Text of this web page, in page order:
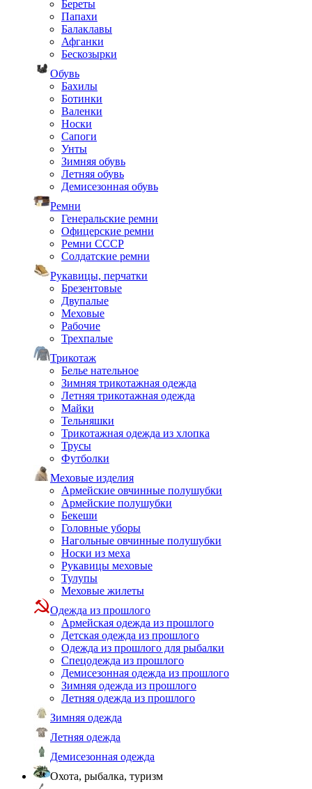
Береты
Папахи
Балаклавы
Афганки
Бескозырки
Обувь
Бахилы
Ботинки
Валенки
Носки
Сапоги
Унты
Зимняя обувь
Летняя обувь
Демисезонная обувь
Ремни
Генеральские ремни
Офицерские ремни
Ремни СССР
Солдатские ремни
Рукавицы, перчатки
Брезентовые
Двупалые
Меховые
Рабочие
Трехпалые
Трикотаж
Белье нательное
Зимняя трикотажная одежда
Летняя трикотажная одежда
Майки
Тельняшки
Трикотажная одежда из хлопка
Трусы
Футболки
Меховые изделия
Армейские овчинные полушубки
Армейские полушубки
Бекеши
Головные уборы
Нагольные овчинные полушубки
Носки из меха
Рукавицы меховые
Тулупы
Меховые жилеты
Одежда из прошлого
Армейская одежда из прошлого
Детская одежда из прошлого
Одежда из прошлого для рыбалки
Спецодежда из прошлого
Демисезонная одежда из прошлого
Зимняя одежда из прошлого
Летняя одежда из прошлого
Зимняя одежда
Летняя одежда
Демисезонная одежда
Охота, рыбалка, туризм